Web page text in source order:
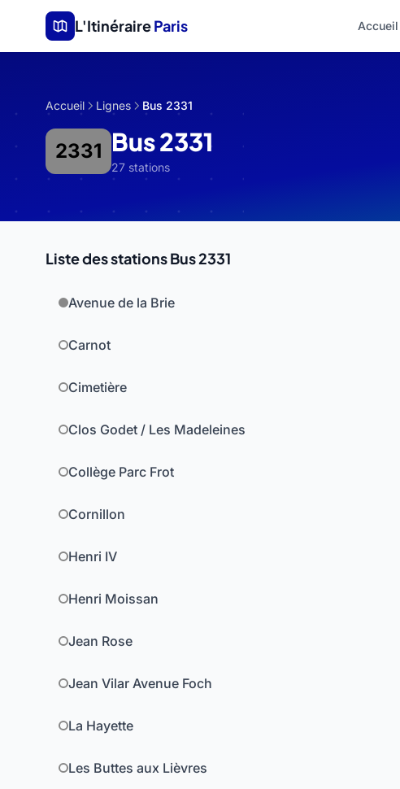
Aller au contenu principal
L'ItinéraireParis Accueil
Accueil Lignes Bus 2331
2331 Bus 2331
27 stations
Liste des stations Bus 2331
Avenue de la Brie
Carnot
Cimetière
Clos Godet / Les Madeleines
Collège Parc Frot
Cornillon
Henri IV
Henri Moissan
Jean Rose
Jean Vilar Avenue Foch
La Hayette
Les Buttes aux Lièvres